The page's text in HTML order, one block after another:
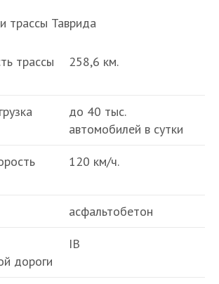
трассы Таврида
трассы
258,6 км.
до 40 тыс.
автомобилей в сутки
120 км/ч.
асфальтобетон
дороги
IВ